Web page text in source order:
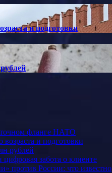
и подготовки
фланге НАТО
и подготовки
рублей
забота о клиенте
против России: что известно